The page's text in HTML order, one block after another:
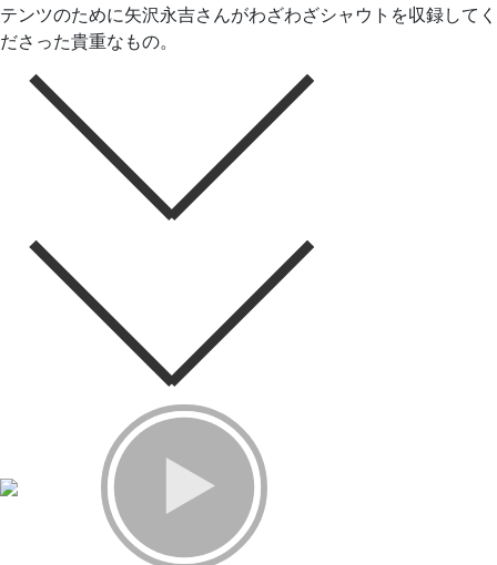
テンツのために矢沢永吉さんがわざわざシャウトを収録してく
ださった貴重なもの。